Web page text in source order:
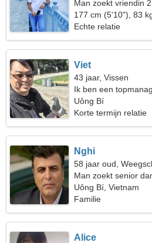
Man zoekt vriendin
177 cm (5'10"), 83
Echte relatie
Viet
43 jaar, Vissen
Ik ben een
nodig
Uông Bí
Korte termijn relatie
Nghi
58 jaar oud,
Man zoekt senior
Uông Bí, Vietnam
Familie
Alice